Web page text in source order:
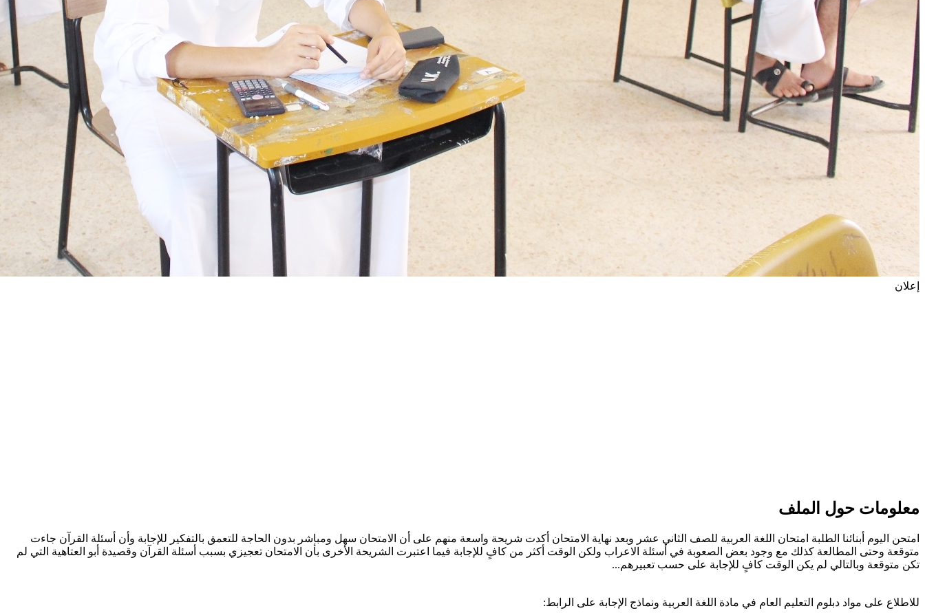
إعلان
معلومات حول الملف
امتحن اليوم أبنائنا الطلبة امتحان اللغة العربية للصف الثاني عشر وبعد نهاية الامتحان أكدت شريحة واسعة منهم على أن الامتحان سهل ومباشر بدون الحاجة للتعمق بالتفكير للإجابة وأن أسئلة القرآن جاءت
متوقعة وحتى المطالعة كذلك مع وجود بعض الصعوبة في أسئلة الاعراب ولكن الوقت أكثر من كافٍ للإجابة فيما اعتبرت الشريحة الأخرى بأن الامتحان تعجيزي بسبب أسئلة القرآن وقصيدة أبو العتاهية التي لم
تكن متوقعة وبالتالي لم يكن الوقت كافٍ للإجابة على حسب تعبيرهم...
للاطلاع على مواد دبلوم التعليم العام في مادة اللغة العربية ونماذج الإجابة على الرابط: